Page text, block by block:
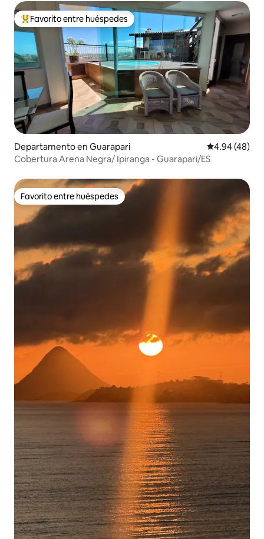
De los mejores en Favorito entre huéspedes
Favorito entre huéspedes
Departamento en Guarapari Calificación
4.94 (48)
Cobertura Arena Negra/ Ipiranga - Guarapari/ES
Favorito entre huéspedes
Favorito entre huéspedes